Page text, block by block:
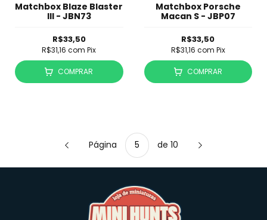
Matchbox Blaze Blaster
III - JBN73
R$33,50
R$31,16com Pix
COMPRAR
Matchbox Porsche
Macan S - JBP07
R$33,50
R$31,16 com Pix
COMPRAR
Página de 10